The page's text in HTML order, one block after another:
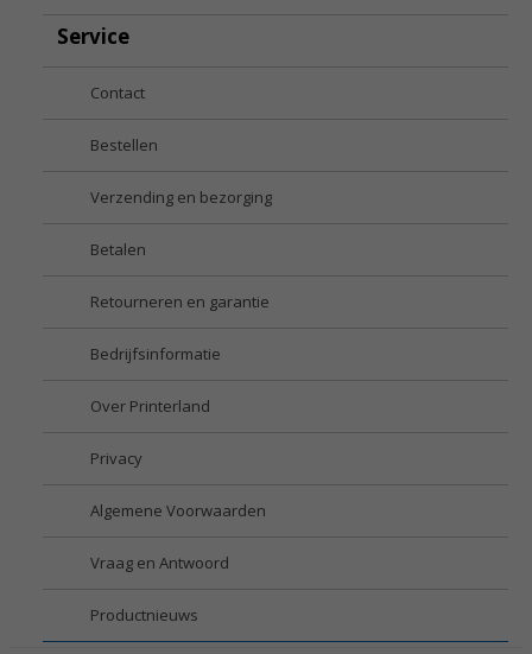
Service
Contact
Bestellen
Verzending en bezorging
Betalen
Retourneren en garantie
Bedrijfsinformatie
Over Printerland
Privacy
Algemene Voorwaarden
Vraag en Antwoord
Productnieuws